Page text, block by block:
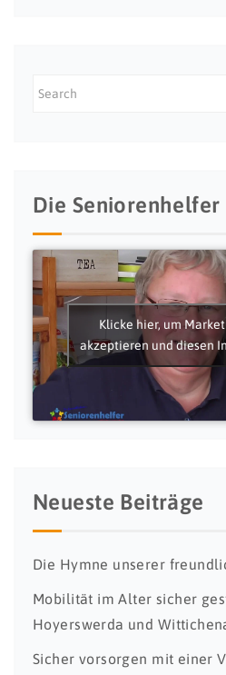
Die Seniorenhelfer
Klicke hier, um
akzeptieren und diesen
Neueste Beiträge
Die Hymne unserer
Mobilität im Alter sicher
Hoyerswerda und
Sicher vorsorgen mit einer